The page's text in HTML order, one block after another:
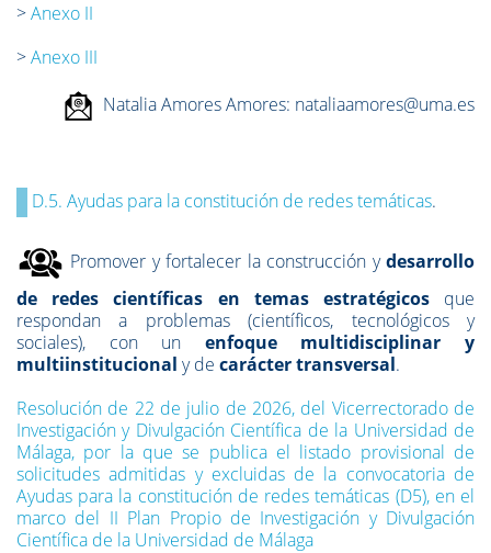
>Anexo II
>Anexo III
Natalia Amores Amores: nataliaamores@uma.es
D.5. Ayudas para la constitución de redes temáticas.
Promover y fortalecer la construcción ydesarrollo
de redes científicas en temas estratégicos que
respondan a problemas (científicos, tecnológicos y
sociales), con un enfoque multidisciplinar y
multiinstitucional y de carácter transversal.
Resolución de 22 de julio de 2026, del Vicerrectorado de
Investigación y Divulgación Científica de la Universidad de
Málaga, por la que se publica el listado provisional de
solicitudes admitidas y excluidas de la convocatoria de
Ayudas para la constitución de redes temáticas (D5), en el
marco del II Plan Propio de Investigación y Divulgación
Científica de la Universidad de Málaga